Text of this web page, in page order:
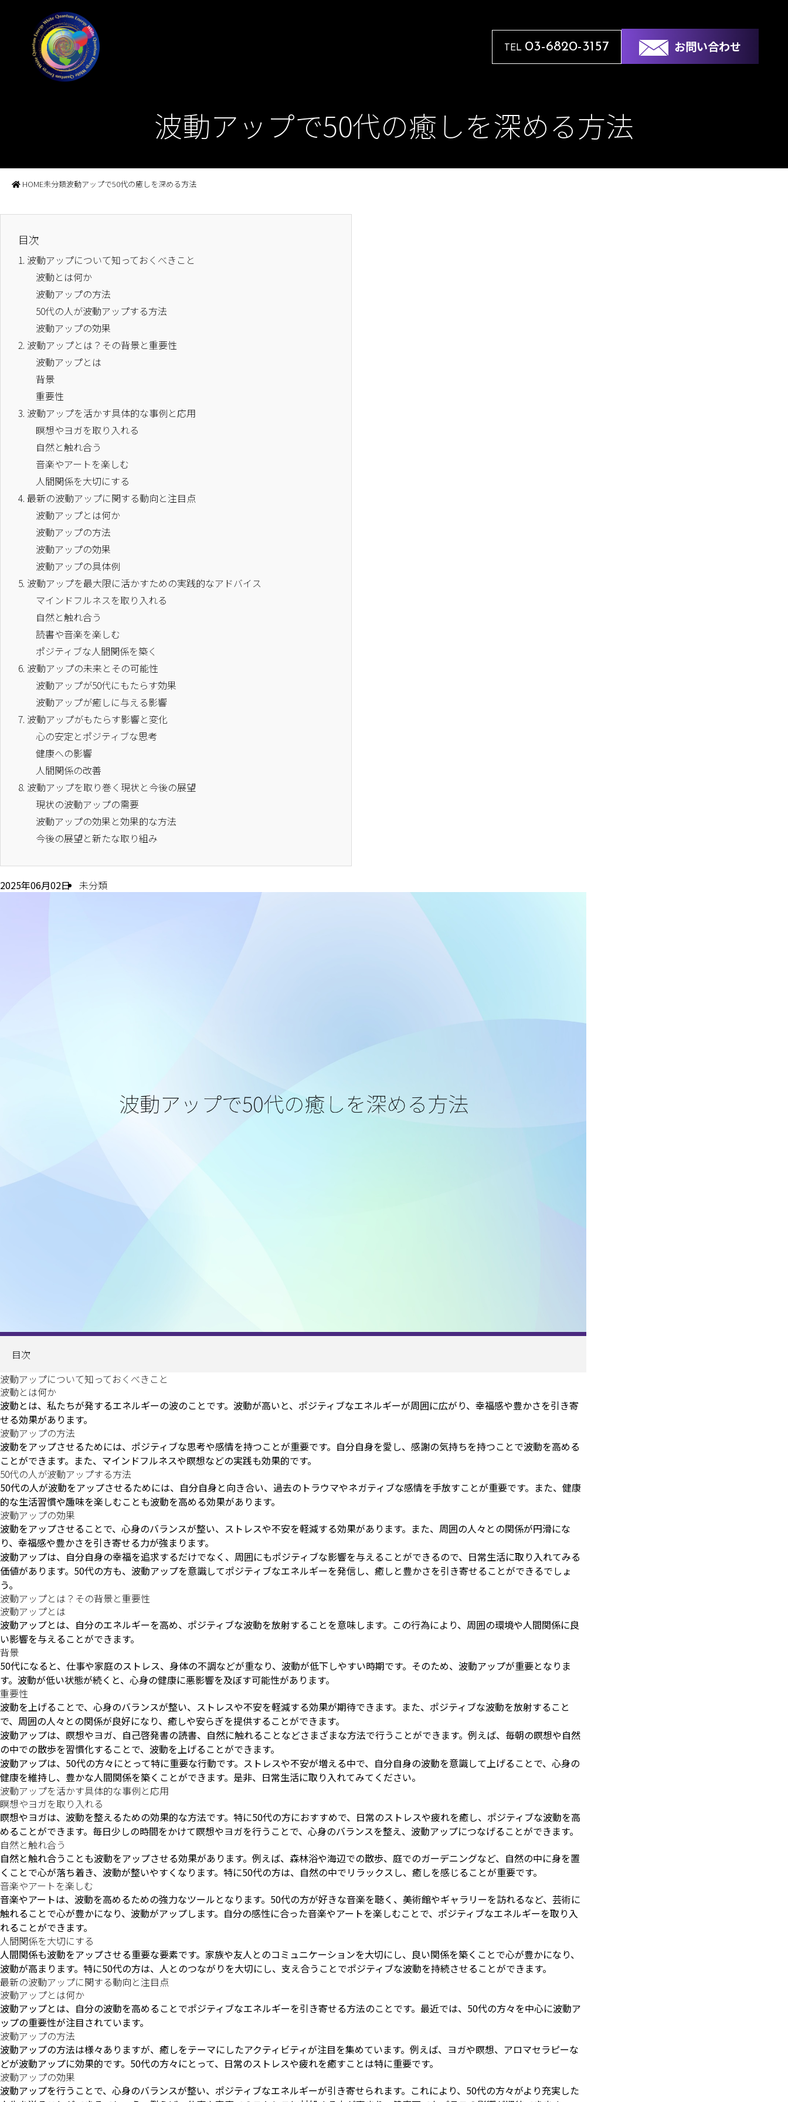
TEL 03-6820-3157 お問い合わせ
波動アップで50代の癒しを深める方法
HOME未分類波動アップで50代の癒しを深める方法
目次
1. 波動アップについて知っておくべきこと
波動とは何か
波動アップの方法
50代の人が波動アップする方法
波動アップの効果
2. 波動アップとは？その背景と重要性
波動アップとは
背景
重要性
3. 波動アップを活かす具体的な事例と応用
瞑想やヨガを取り入れる
自然と触れ合う
音楽やアートを楽しむ
人間関係を大切にする
4. 最新の波動アップに関する動向と注目点
波動アップとは何か
波動アップの方法
波動アップの効果
波動アップの具体例
5. 波動アップを最大限に活かすための実践的なアドバイス
マインドフルネスを取り入れる
自然と触れ合う
読書や音楽を楽しむ
ポジティブな人間関係を築く
6. 波動アップの未来とその可能性
波動アップが50代にもたらす効果
波動アップが癒しに与える影響
7. 波動アップがもたらす影響と変化
心の安定とポジティブな思考
健康への影響
人間関係の改善
8. 波動アップを取り巻く現状と今後の展望
現状の波動アップの需要
波動アップの効果と効果的な方法
今後の展望と新たな取り組み
2025年06月02日 未分類
目次
波動アップについて知っておくべきこと
波動とは何か
波動とは、私たちが発するエネルギーの波のことです。波動が高いと、ポジティブなエネルギーが周囲に広がり、幸福感や豊かさを引き寄
せる効果があります。
波動アップの方法
波動をアップさせるためには、ポジティブな思考や感情を持つことが重要です。自分自身を愛し、感謝の気持ちを持つことで波動を高める
ことができます。また、マインドフルネスや瞑想などの実践も効果的です。
50代の人が波動アップする方法
50代の人が波動をアップさせるためには、自分自身と向き合い、過去のトラウマやネガティブな感情を手放すことが重要です。また、健康
的な生活習慣や趣味を楽しむことも波動を高める効果があります。
波動アップの効果
波動をアップさせることで、心身のバランスが整い、ストレスや不安を軽減する効果があります。また、周囲の人々との関係が円滑にな
り、幸福感や豊かさを引き寄せる力が強まります。
波動アップは、自分自身の幸福を追求するだけでなく、周囲にもポジティブな影響を与えることができるので、日常生活に取り入れてみる
価値があります。50代の方も、波動アップを意識してポジティブなエネルギーを発信し、癒しと豊かさを引き寄せることができるでしょ
う。
波動アップとは？その背景と重要性
波動アップとは
波動アップとは、自分のエネルギーを高め、ポジティブな波動を放射することを意味します。この行為により、周囲の環境や人間関係に良
い影響を与えることができます。
背景
50代になると、仕事や家庭のストレス、身体の不調などが重なり、波動が低下しやすい時期です。そのため、波動アップが重要となりま
す。波動が低い状態が続くと、心身の健康に悪影響を及ぼす可能性があります。
重要性
波動を上げることで、心身のバランスが整い、ストレスや不安を軽減する効果が期待できます。また、ポジティブな波動を放射すること
で、周囲の人々との関係が良好になり、癒しや安らぎを提供することができます。
波動アップは、瞑想やヨガ、自己啓発書の読書、自然に触れることなどさまざまな方法で行うことができます。例えば、毎朝の瞑想や自然
の中での散歩を習慣化することで、波動を上げることができます。
波動アップは、50代の方々にとって特に重要な行動です。ストレスや不安が増える中で、自分自身の波動を意識して上げることで、心身の
健康を維持し、豊かな人間関係を築くことができます。是非、日常生活に取り入れてみてください。
波動アップを活かす具体的な事例と応用
瞑想やヨガを取り入れる
瞑想やヨガは、波動を整えるための効果的な方法です。特に50代の方におすすめで、日常のストレスや疲れを癒し、ポジティブな波動を高
めることができます。毎日少しの時間をかけて瞑想やヨガを行うことで、心身のバランスを整え、波動アップにつなげることができます。
自然と触れ合う
自然と触れ合うことも波動をアップさせる効果があります。例えば、森林浴や海辺での散歩、庭でのガーデニングなど、自然の中に身を置
くことで心が落ち着き、波動が整いやすくなります。特に50代の方は、自然の中でリラックスし、癒しを感じることが重要です。
音楽やアートを楽しむ
音楽やアートは、波動を高めるための強力なツールとなります。50代の方が好きな音楽を聴く、美術館やギャラリーを訪れるなど、芸術に
触れることで心が豊かになり、波動がアップします。自分の感性に合った音楽やアートを楽しむことで、ポジティブなエネルギーを取り入
れることができます。
人間関係を大切にする
人間関係も波動をアップさせる重要な要素です。家族や友人とのコミュニケーションを大切にし、良い関係を築くことで心が豊かになり、
波動が高まります。特に50代の方は、人とのつながりを大切にし、支え合うことでポジティブな波動を持続させることができます。
最新の波動アップに関する動向と注目点
波動アップとは何か
波動アップとは、自分の波動を高めることでポジティブなエネルギーを引き寄せる方法のことです。最近では、50代の方々を中心に波動ア
ップの重要性が注目されています。
波動アップの方法
波動アップの方法は様々ありますが、癒しをテーマにしたアクティビティが注目を集めています。例えば、ヨガや瞑想、アロマセラピーな
どが波動アップに効果的です。50代の方々にとって、日常のストレスや疲れを癒すことは特に重要です。
波動アップの効果
波動アップを行うことで、心身のバランスが整い、ポジティブなエネルギーが引き寄せられます。これにより、50代の方々がより充実した